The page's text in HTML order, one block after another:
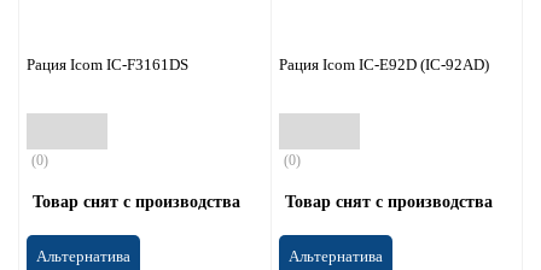
Рация Icom IC-F3161DS
(0)
Товар снят с производства
Альтернатива
Рация Icom IC-E92D (IC-92AD)
(0)
Товар снят с производства
Альтернатива